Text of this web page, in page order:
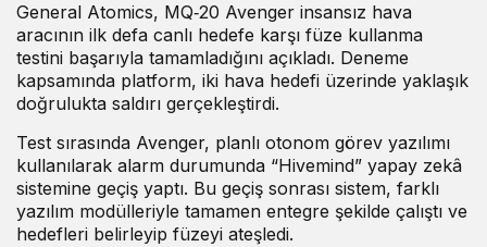
General Atomics, MQ‑20 Avenger insansız hava
aracının ilk defa canlı hedefe karşı füze kullanma
testini başarıyla tamamladığını açıkladı. Deneme
kapsamında platform, iki hava hedefi üzerinde yaklaşık
doğrulukta saldırı gerçekleştirdi.
Test sırasında Avenger, planlı otonom görev yazılımı
kullanılarak alarm durumunda “Hivemind” yapay zekâ
sistemine geçiş yaptı. Bu geçiş sonrası sistem, farklı
yazılım modülleriyle tamamen entegre şekilde çalıştı ve
hedefleri belirleyip füzeyi ateşledi.